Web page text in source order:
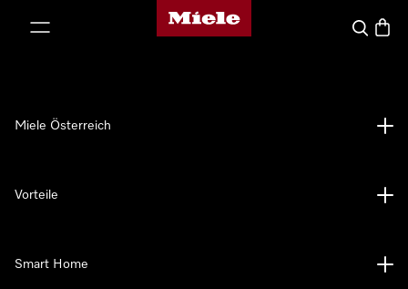
Miele-Homepage
Suche
Miele Österreich
Vorteile
Smart Home